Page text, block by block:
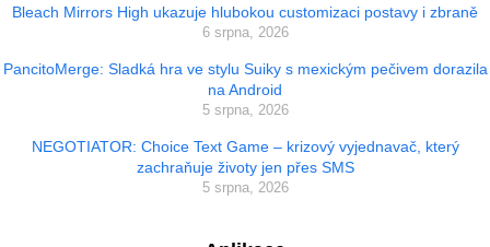
Bleach Mirrors High ukazuje hlubokou customizaci postavy i zbraně
6 srpna, 2026
PancitoMerge: Sladká hra ve stylu Suiky s mexickým pečivem dorazila
na Android
5 srpna, 2026
NEGOTIATOR: Choice Text Game – krizový vyjednavač, který
zachraňuje životy jen přes SMS
5 srpna, 2026